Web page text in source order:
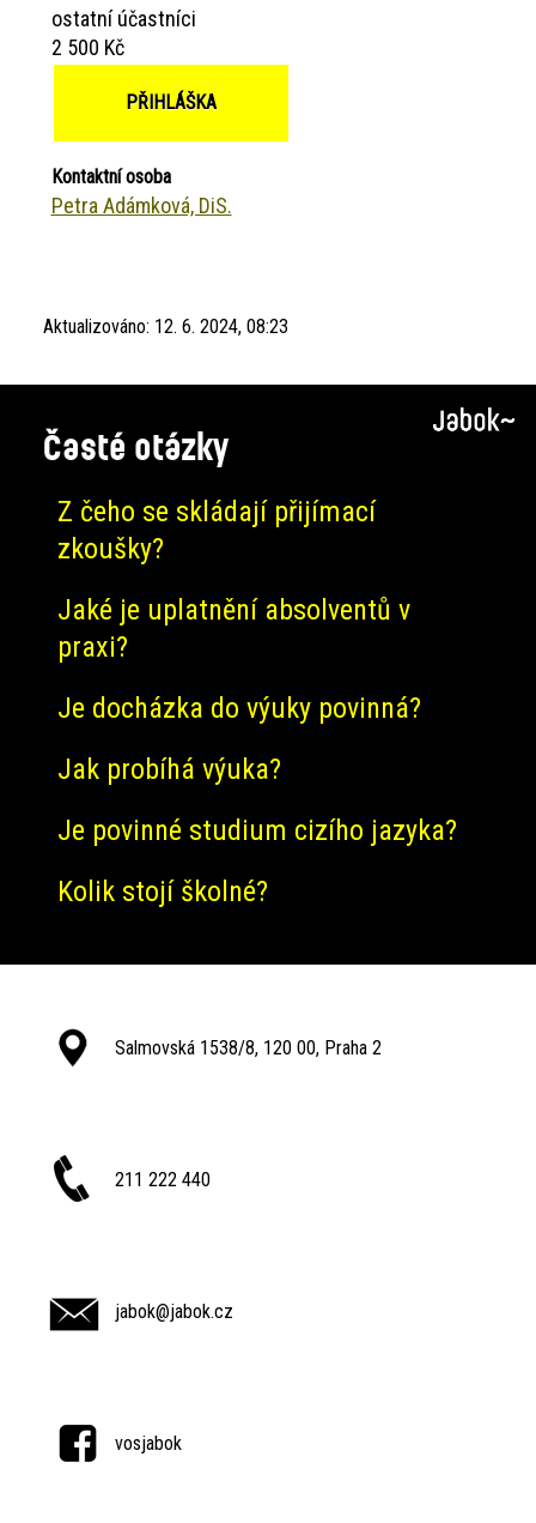
ostatní účastníci
2 500 Kč
PŘIHLÁŠKA
Kontaktní osoba
Petra Adámková, DiS.
Aktualizováno: 12. 6. 2024, 08:23
Časté otázky
Z čeho se skládají přijímací
zkoušky?
Jaké je uplatnění absolventů v
praxi?
Je docházka do výuky povinná?
Jak probíhá výuka?
Je povinné studium cizího jazyka?
Kolik stojí školné?
Salmovská 1538/8, 120 00, Praha 2
211 222 440
jabok@jabok.cz
vosjabok